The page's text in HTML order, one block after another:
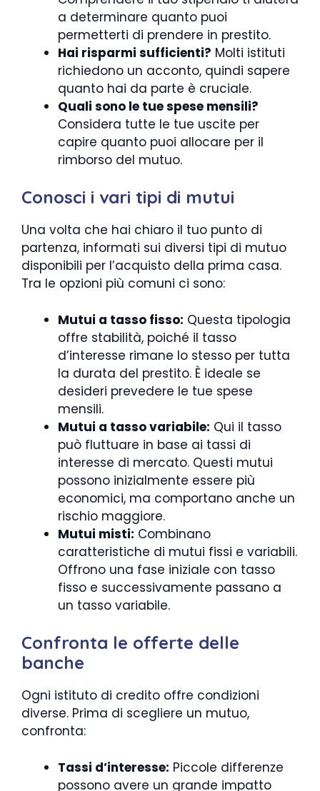
a determinare quanto puoi
permetterti di prendere in prestito.
Hai risparmi sufficienti? Molti istituti
richiedono un acconto, quindi sapere
quanto hai da parte è cruciale.
Quali sono le tue spese mensili?
Considera tutte le tue uscite per
capire quanto puoi allocare per il
rimborso del mutuo.
Conosci i vari tipi di mutui
Una volta che hai chiaro il tuo punto di
partenza, informati sui diversi tipi di mutuo
disponibili per l’acquisto della prima casa.
Tra le opzioni più comuni ci sono:
Mutui a tasso fisso: Questa tipologia
offre stabilità, poiché il tasso
d’interesse rimane lo stesso per tutta
la durata del prestito. È ideale se
desideri prevedere le tue spese
mensili.
Mutui a tasso variabile: Qui il tasso
può fluttuare in base ai tassi di
interesse di mercato. Questi mutui
possono inizialmente essere più
economici, ma comportano anche un
rischio maggiore.
Mutui misti: Combinano
caratteristiche di mutui fissi e variabili.
Offrono una fase iniziale con tasso
fisso e successivamente passano a
un tasso variabile.
Confronta le offerte delle
banche
Ogni istituto di credito offre condizioni
diverse. Prima di scegliere un mutuo,
confronta:
Tassi d’interesse: Piccole differenze
possono avere un grande impatto